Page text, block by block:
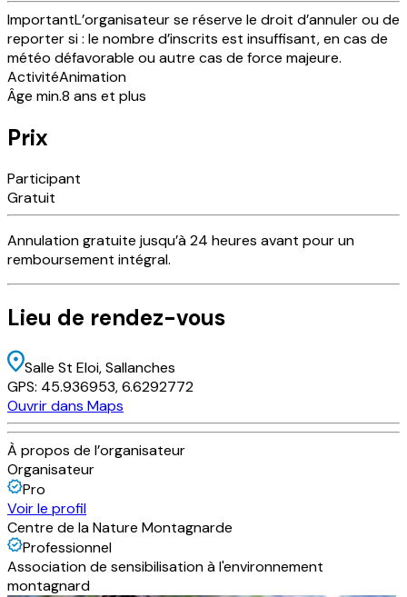
ImportantL’organisateur se réserve le droit d’annuler ou de
reporter si : le nombre d’inscrits est insuffisant, en cas de
météo défavorable ou autre cas de force majeure.
ActivitéAnimation
Âge min.8 ans et plus
Prix
Participant
Gratuit
Annulationgratuite jusqu’à 24 heures avant pour un
remboursement intégral.
Lieu de rendez-vous
Salle St Eloi, Sallanches
GPS: 45.936953,6.6292772
Ouvrir dans Maps
À propos de l’organisateur
Organisateur
Pro
Voir le profil
Centre de la Nature Montagnarde
Professionnel
Association de sensibilisation à l'environnement
montagnard